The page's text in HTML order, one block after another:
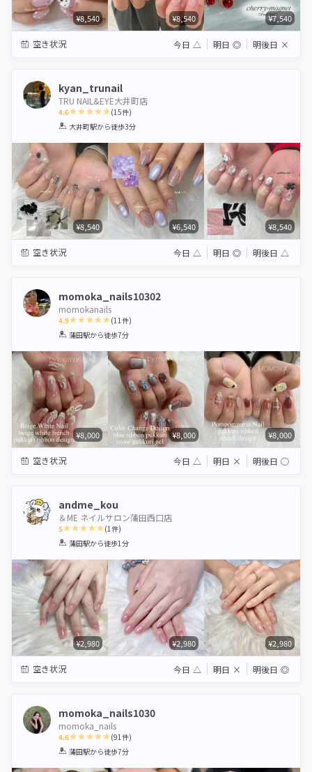
¥8,540 ¥8,540 ¥7,540
空き状況 今日 △ 明日 ◎ 明後日 ×
kyan_trunail
TRU NAIL&EYE大井町店
4.6
1 2 3 4 5
(15件)
大井町駅から徒歩3分
¥8,540 ¥6,540 ¥8,540
空き状況 今日 △ 明日 ◎ 明後日 △
momoka_nails10302
momokanails
4.9
1 2 3 4 5
(11件)
蒲田駅から徒歩7分
¥8,000 ¥8,000 ¥8,000
空き状況 今日 △ 明日 × 明後日 ◯
andme_kou
＆ME ネイルサロン蒲田西口店
5
1 2 3 4 5
(1件)
蒲田駅から徒歩1分
¥2,980 ¥2,980 ¥2,980
空き状況 今日 △ 明日 × 明後日 ◎
momoka_nails1030
momoka_nails
4.6
1 2 3 4 5
(91件)
蒲田駅から徒歩7分